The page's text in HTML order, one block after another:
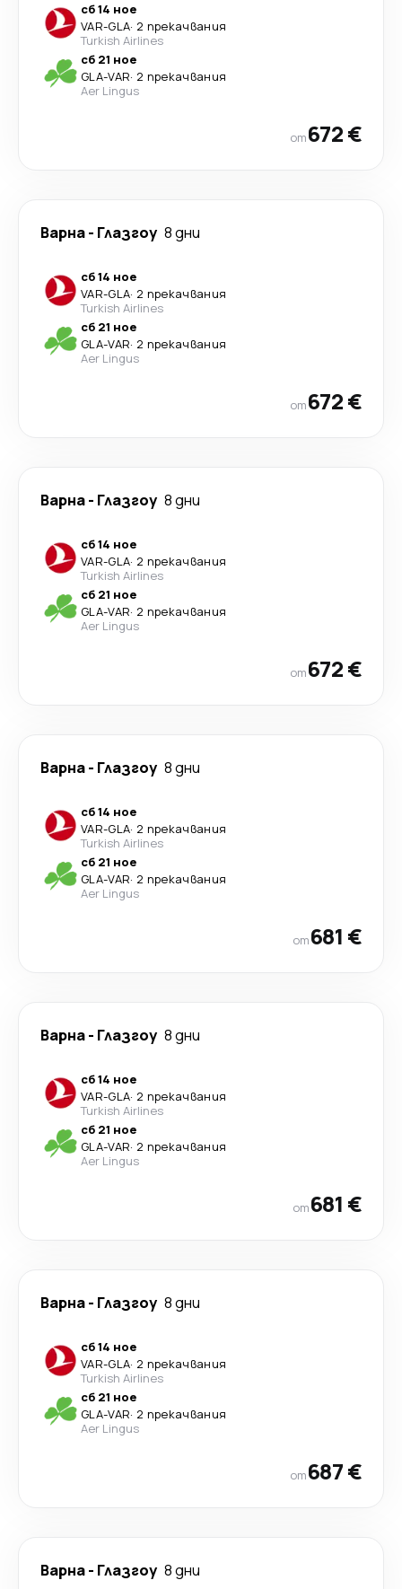
сб 14 ное
VAR-GLA· 2 прекачвания
Turkish Airlines
сб 21 ное
GLA-VAR· 2 прекачвания
Aer Lingus
от672 €
Варна- Глазгоу 8 дни
сб 14 ное
VAR-GLA· 2 прекачвания
Turkish Airlines
сб 21 ное
GLA-VAR· 2 прекачвания
Aer Lingus
от672 €
Варна- Глазгоу 8 дни
сб 14 ное
VAR-GLA· 2 прекачвания
Turkish Airlines
сб 21 ное
GLA-VAR· 2 прекачвания
Aer Lingus
от672 €
Варна- Глазгоу 8 дни
сб 14 ное
VAR-GLA· 2 прекачвания
Turkish Airlines
сб 21 ное
GLA-VAR· 2 прекачвания
Aer Lingus
от681 €
Варна- Глазгоу 8 дни
сб 14 ное
VAR-GLA· 2 прекачвания
Turkish Airlines
сб 21 ное
GLA-VAR· 2 прекачвания
Aer Lingus
от681 €
Варна- Глазгоу 8 дни
сб 14 ное
VAR-GLA· 2 прекачвания
Turkish Airlines
сб 21 ное
GLA-VAR· 2 прекачвания
Aer Lingus
от687 €
Варна- Глазгоу 8 дни